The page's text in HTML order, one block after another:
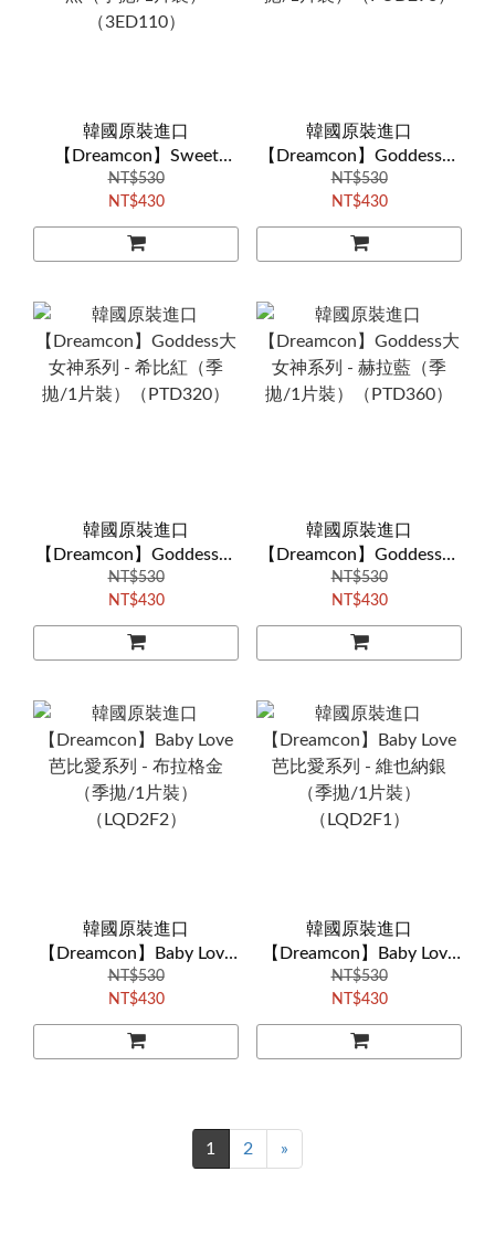
韓國原裝進口
【Dreamcon】Sweet
Strawberry草莓甜心系列 -
黑（季拋/1片裝）
（3ED110）
NT$530
NT$430
韓國原裝進口
【Dreamcon】Goddess大
女神系列 - 樂多巧（季
拋/1片裝）（PUD290）
NT$530
NT$430
韓國原裝進口
【Dreamcon】Goddess大
女神系列 - 希比紅（季
拋/1片裝）（PTD320）
NT$530
NT$430
韓國原裝進口
【Dreamcon】Goddess大
女神系列 - 赫拉藍（季
拋/1片裝）（PTD360）
NT$530
NT$430
韓國原裝進口
【Dreamcon】Baby Love
芭比愛系列 - 布拉格金
（季拋/1片裝）
（LQD2F2）
NT$530
NT$430
韓國原裝進口
【Dreamcon】Baby Love
芭比愛系列 - 維也納銀
（季拋/1片裝）
（LQD2F1）
NT$530
NT$430
1 2 »